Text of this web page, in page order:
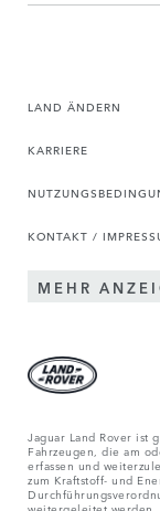
LAND ÄNDERN
KARRIERE
KONTAKT /
MEHR
Jaguar Land Rover ist
Fahrzeugen, die am
erfassen und
zum Kraftstoff- und
weitergeleitet werden.